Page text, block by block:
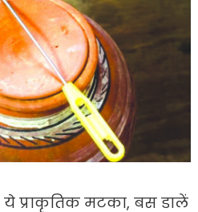
प्राकृतिक मटका, बस डालें